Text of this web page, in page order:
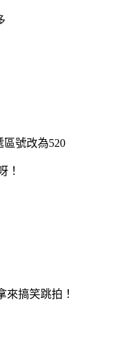
號改為520
！
來搞笑跳拍！